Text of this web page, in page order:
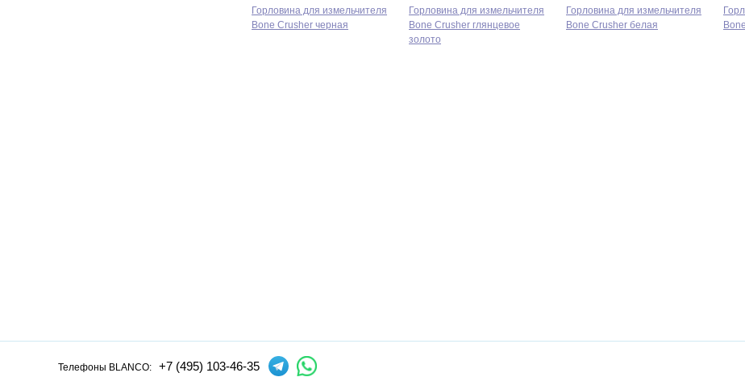
Горловина для измельчителя
Bone Crusher черная
Горловина для измельчителя
Bone Crusher глянцевое
золото
Горловина для измельчителя
Bone Crusher белая
Телефоны BLANCO: +7 (495) 103-46-35